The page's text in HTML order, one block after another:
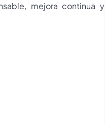
mejora continua y